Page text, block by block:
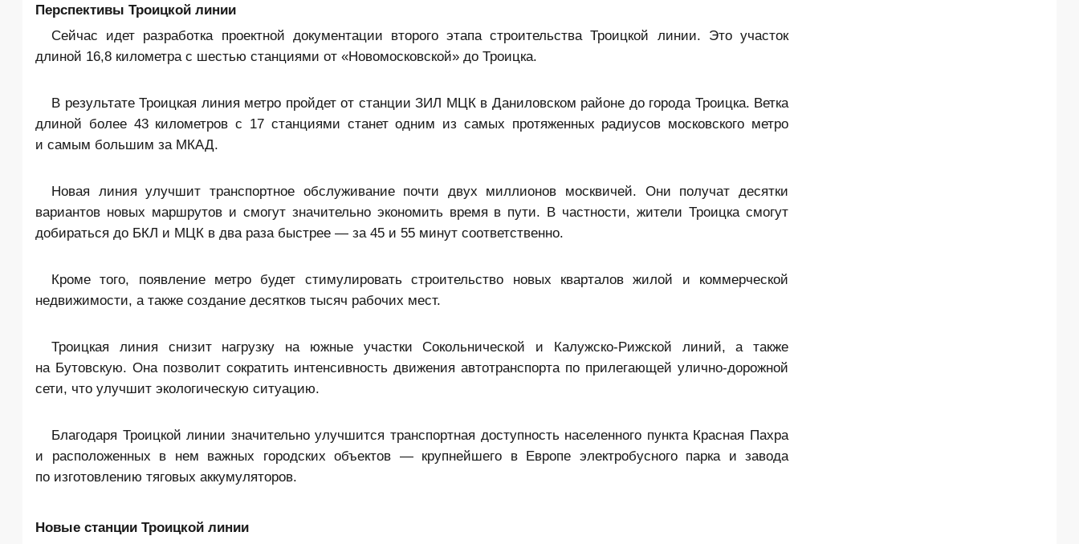
Перспективы Троицкой линии
Сейчас идет разработка проектной документации второго этапа строительства Троицкой линии. Это участок
длиной 16,8 километра с шестью станциями от «Новомосковской» до Троицка.
В результате Троицкая линия метро пройдет от станции ЗИЛ МЦК в Даниловском районе до города Троицка. Ветка
длиной более 43 километров с 17 станциями станет одним из самых протяженных радиусов московского метро
и самым большим за МКАД.
Новая линия улучшит транспортное обслуживание почти двух миллионов москвичей. Они получат десятки
вариантов новых маршрутов и смогут значительно экономить время в пути. В частности, жители Троицка смогут
добираться до БКЛ и МЦК в два раза быстрее — за 45 и 55 минут соответственно.
Кроме того, появление метро будет стимулировать строительство новых кварталов жилой и коммерческой
недвижимости, а также создание десятков тысяч рабочих мест.
Троицкая линия снизит нагрузку на южные участки Сокольнической и Калужско-Рижской линий, а также
на Бутовскую. Она позволит сократить интенсивность движения автотранспорта по прилегающей улично-дорожной
сети, что улучшит экологическую ситуацию.
Благодаря Троицкой линии значительно улучшится транспортная доступность населенного пункта Красная Пахра
и расположенных в нем важных городских объектов — крупнейшего в Европе электробусного парка и завода
по изготовлению тяговых аккумуляторов.
Новые станции Троицкой линии